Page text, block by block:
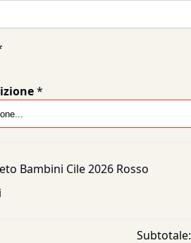
*
Bambini Cile 2026 Rosso
Subtotale: